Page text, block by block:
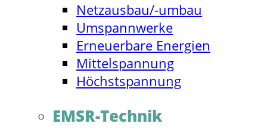
Netzausbau/-umbau
Umspannwerke
Erneuerbare Energien
Mittelspannung
Höchstspannung
EMSR-Technik